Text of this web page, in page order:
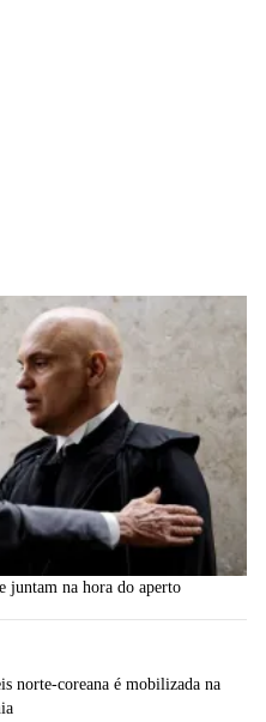
juntam na hora do aperto
norte-coreana é mobilizada na